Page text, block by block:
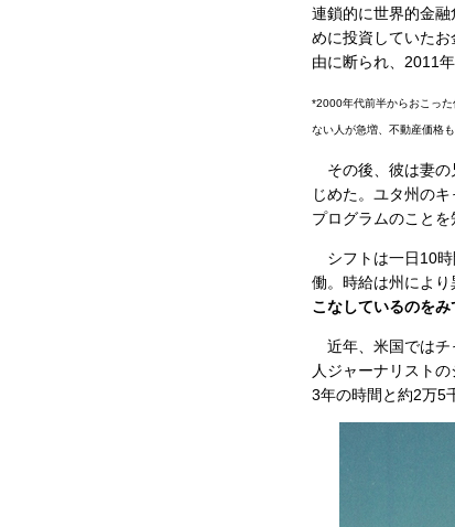
連鎖的に世界的金
めに投資していた
由に断られ、2011
*2000年代前半からおこっ
ない人が急増、不動産価格
その後、彼は妻の
じめた。ユタ州の
プログラムのこと
シフトは一日10時
働。時給は州により
こなしているのを
近年、米国ではチ
人ジャーナリスト
3年の時間と約2万5